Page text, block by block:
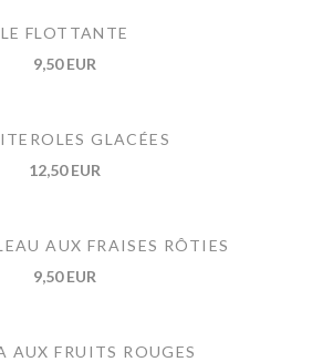
FLOTTANTE
9,50 EUR
GLACÉES
12,50 EUR
AUX FRAISES RÔTIES
9,50 EUR
AUX FRUITS ROUGES